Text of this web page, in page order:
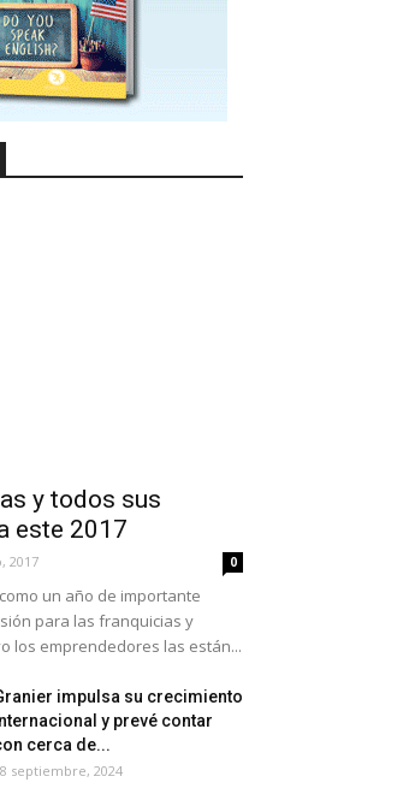
y todos sus
este 2017
2017 0
un año de importante
para las franquicias y
los emprendedores las están...
impulsa su crecimiento
y prevé contar
cerca de...
septiembre, 2024